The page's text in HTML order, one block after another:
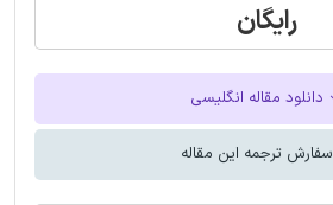
رایگان
دانلود مقاله انگلیسی
سفارش ترجمه این مقاله